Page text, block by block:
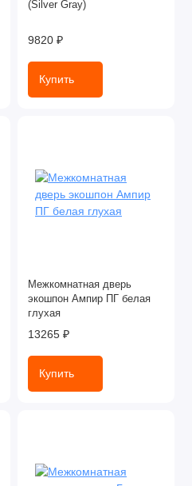
(Silver Gray)
9820 ₽
Купить
Межкомнатная дверь
экошпон Ампир ПГ белая
глухая
13265 ₽
Купить